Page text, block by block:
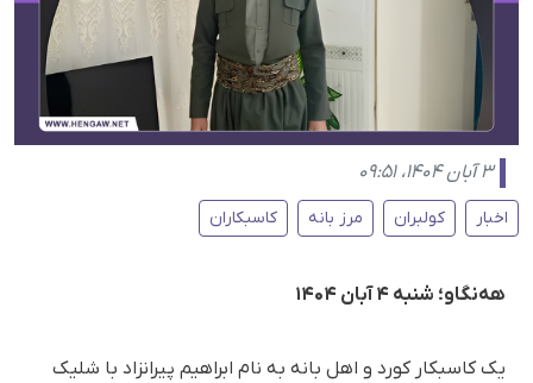
۳ آبان ۱۴۰۴، ۰۹:۵۱
اخبار کولبران مرز بانه کاسبکاران
هه‌نگاو؛ شنبه ۴ آبان ۱۴۰۴
یک کاسبکار کورد و اهل بانه به نام ابراهیم پیرانزاد با شلیک